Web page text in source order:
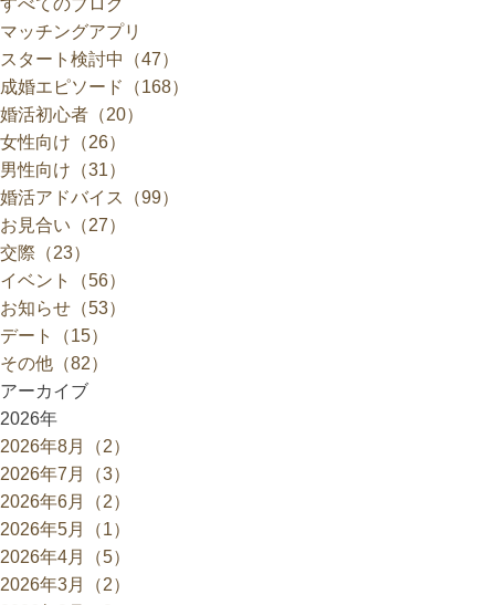
すべてのブログ
マッチングアプリ
スタート検討中（47）
成婚エピソード（168）
婚活初心者（20）
女性向け（26）
男性向け（31）
婚活アドバイス（99）
お見合い（27）
交際（23）
イベント（56）
お知らせ（53）
デート（15）
その他（82）
アーカイブ
2026年
2026年8月（2）
2026年7月（3）
2026年6月（2）
2026年5月（1）
2026年4月（5）
2026年3月（2）